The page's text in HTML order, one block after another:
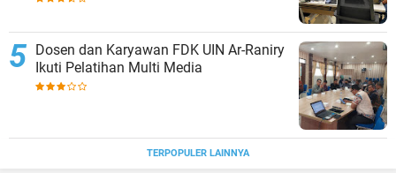
Dosen dan Karyawan FDK UIN Ar-Raniry
Ikuti Pelatihan Multi Media
TERPOPULER LAINNYA